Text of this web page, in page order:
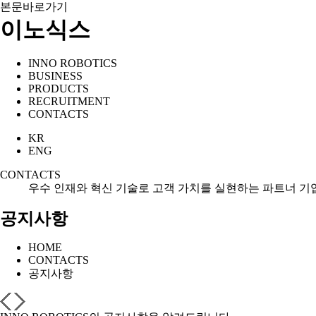
본문바로가기
이노식스
INNO ROBOTICS
BUSINESS
PRODUCTS
RECRUITMENT
CONTACTS
KR
ENG
CONTACTS
우수 인재와 혁신 기술로 고객 가치를 실현하는 파트너 기
공지사항
HOME
CONTACTS
공지사항